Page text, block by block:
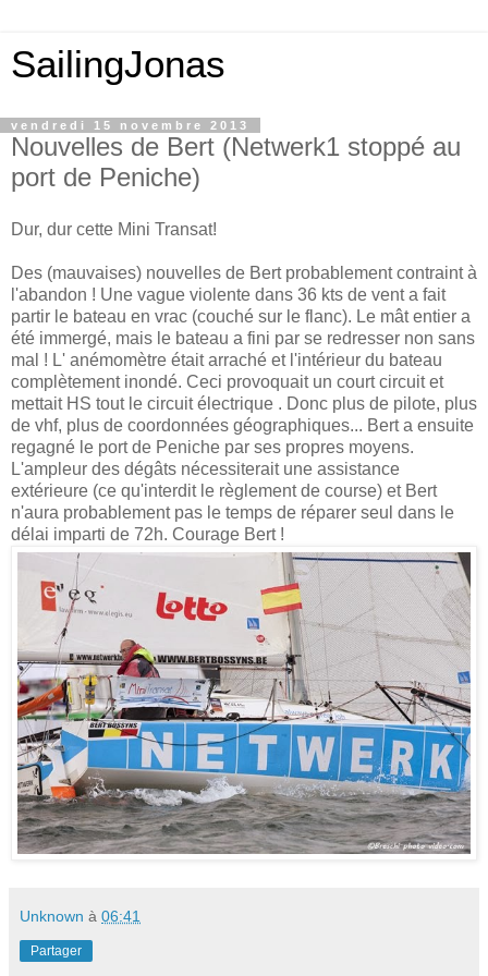
SailingJonas
vendredi 15 novembre 2013
Nouvelles de Bert (Netwerk1 stoppé au
port de Peniche)
Dur, dur cette Mini Transat!
Des (mauvaises) nouvelles de Bert probablement contraint à
l'abandon ! Une vague violente dans 36 kts de vent a fait
partir le bateau en vrac (couché sur le flanc). Le mât entier a
été immergé, mais le bateau a fini par se redresser non sans
mal ! L' anémomètre était arraché et l'intérieur du bateau
complètement inondé. Ceci provoquait un court circuit et
mettait HS tout le circuit électrique . Donc plus de pilote, plus
de vhf, plus de coordonnées géographiques... Bert a ensuite
regagné le port de Peniche par ses propres moyens.
L'ampleur des dégâts nécessiterait une assistance
extérieure (ce qu'interdit le règlement de course) et Bert
n'aura probablement pas le temps de réparer seul dans le
délai imparti de 72h. Courage Bert !
Unknown à 06:41
Partager